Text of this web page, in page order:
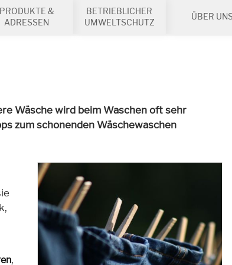
PRODUKTE &
ADRESSEN
BETRIEBLICHER
UMWELTSCHUTZ
ÜBER
Wäsche wird beim Waschen oft sehr
zum schonenden Wäschewaschen
,